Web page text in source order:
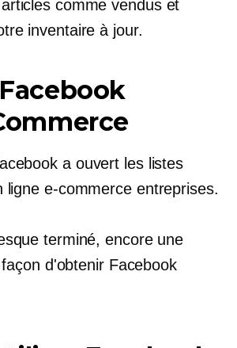
comme vendus et
inventaire à jour.
a ouvert les listes
ligne e-commerceentreprises.
terminé, encore une
d'obtenir Facebook